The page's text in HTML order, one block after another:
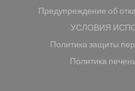
Предупреждение об
УСЛОВИЯ
Политика защиты
Политика